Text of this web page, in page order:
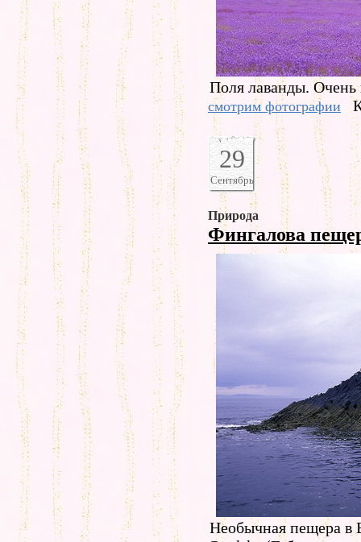
Поля лаванды. Очень
смотрим фотографии
29
Сентябрь
Природа
Фингалова
Необычная пещера в